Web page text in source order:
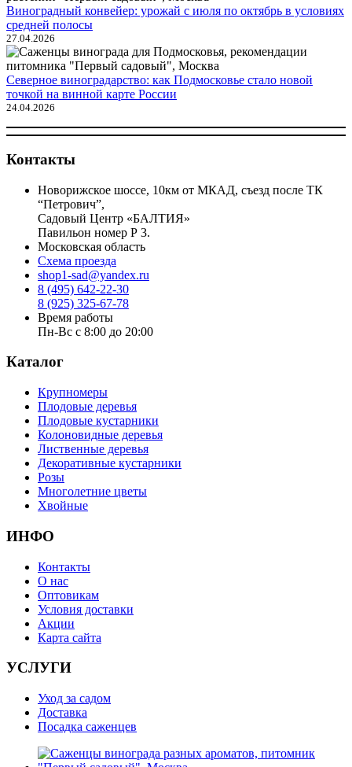
Виноградный конвейер: урожай с июля по октябрь в условиях
средней полосы
27.04.2026
Северное виноградарство: как Подмосковье стало новой
точкой на винной карте России
24.04.2026
Контакты
Новорижское шоссе, 10км от МКАД, съезд после ТК
“Петрович”,
Садовый Центр «БАЛТИЯ»
Павильон номер Р 3.
Московская область
Схема проезда
shop1-sad@yandex.ru
8 (495) 642-22-30
8 (925) 325-67-78
Время работы
Пн-Вс с 8:00 до 20:00
Каталог
Крупномеры
Плодовые деревья
Плодовые кустарники
Колоновидные деревья
Лиственные деревья
Декоративные кустарники
Розы
Многолетние цветы
Хвойные
ИНФО
Контакты
О нас
Оптовикам
Условия доставки
Акции
Карта сайта
УСЛУГИ
Уход за садом
Доставка
Посадка саженцев